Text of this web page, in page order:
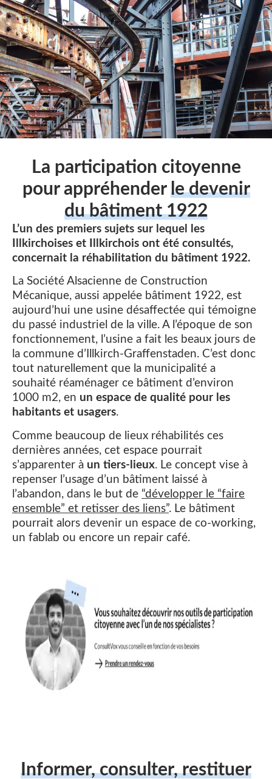
La participation citoyenne
pour appréhender le devenir
du bâtiment 1922
L’un des premiers sujets sur lequel les
Illkirchoises et Illkirchois ont été consultés,
concernait la réhabilitation du bâtiment 1922.
La Société Alsacienne de Construction
Mécanique, aussi appelée bâtiment 1922, est
aujourd’hui une usine désaffectée qui témoigne
du passé industriel de la ville. A l’époque de son
fonctionnement, l’usine a fait les beaux jours de
la commune d’Illkirch-Graffenstaden. C’est donc
tout naturellement que la municipalité a
souhaité réaménager ce bâtiment d’environ
1000 m2, en un espace de qualité pour les
habitants et usagers.
Comme beaucoup de lieux réhabilités ces
dernières années, cet espace pourrait
s’apparenter à un tiers-lieux. Le concept vise à
repenser l’usage d’un bâtiment laissé à
l’abandon, dans le but de “développer le “faire
ensemble” et retisser des liens”. Le bâtiment
pourrait alors devenir un espace de co-working,
un fablab ou encore un repair café.
Informer, consulter, restituer